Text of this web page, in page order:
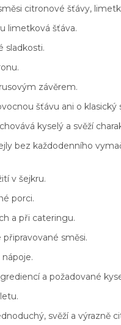
citronové šťávy,
limetková šťáva.
sladkosti.
závěrem.
šťávu ani o klasický
kyselý a svěží
bez každodenního
v šejkru.
porci.
a při cateringu.
směsi.
a požadované
svěží a výrazně